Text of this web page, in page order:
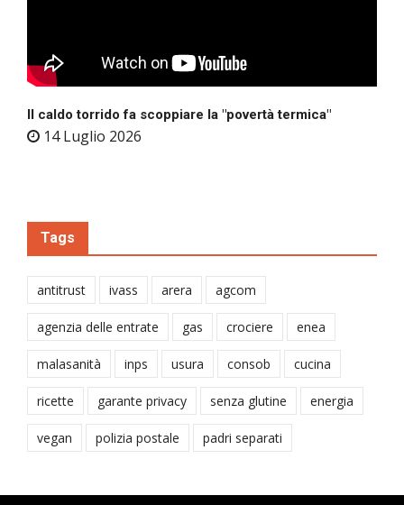
Il caldo torrido fa scoppiare la "povertà termica"
14 Luglio 2026
Tags
antitrust ivass arera agcom
agenzia delle entrate gas crociere enea
malasanità inps usura consob cucina
ricette garante privacy senza glutine energia
vegan polizia postale padri separati